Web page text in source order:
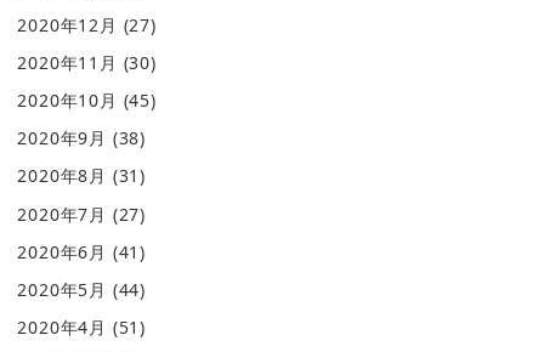
2020年12月 (27)
2020年11月 (30)
2020年10月 (45)
2020年9月 (38)
2020年8月 (31)
2020年7月 (27)
2020年6月 (41)
2020年5月 (44)
2020年4月 (51)